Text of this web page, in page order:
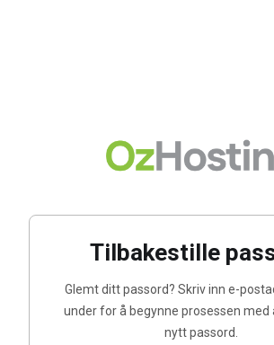
Tilbakestille
Glemt ditt passord? Skriv inn e-
under for å begynne prosessen med
nytt passord.